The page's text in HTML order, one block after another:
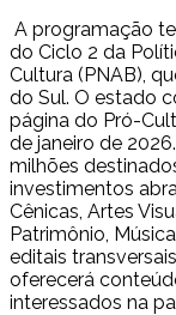
A programação
do Ciclo 2 da
Cultura (PNAB),
do Sul. O estado
página do Pró-
de janeiro de
milhões
investimentos
Cênicas, Artes
Patrimônio,
editais
oferecerá
interessados na